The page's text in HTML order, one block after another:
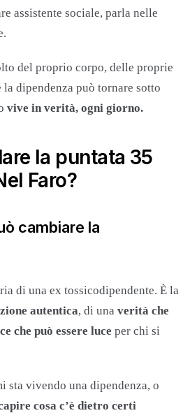
assistente sociale, parla nelle
del proprio corpo, delle proprie
la dipendenza può tornare sotto
vive in verità, ogni giorno.
la puntata 35
Faro?
cambiare la
di una ex tossicodipendente. È la
autentica, di una verità che
che può essere luce per chi si
sta vivendo una dipendenza, o
cosa c’è dietro certi